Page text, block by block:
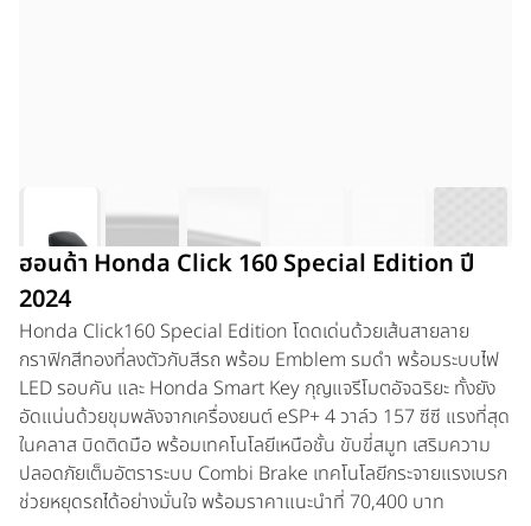
ฮอนด้า Honda Click 160 Special Edition ปี
2024
Honda Click160 Special Edition โดดเด่นด้วยเส้นสายลาย
กราฟิกสีทองที่ลงตัวกับสีรถ พร้อม Emblem รมดำ พร้อมระบบไฟ
LED รอบคัน และ Honda Smart Key กุญแจรีโมตอัจฉริยะ ทั้งยัง
อัดแน่นด้วยขุมพลังจากเครื่องยนต์ eSP+ 4 วาล์ว 157 ซีซี แรงที่สุด
ในคลาส บิดติดมือ พร้อมเทคโนโลยีเหนือชั้น ขับขี่สมูท เสริมความ
ปลอดภัยเต็มอัตราระบบ Combi Brake เทคโนโลยีกระจายแรงเบรก
ช่วยหยุดรถได้อย่างมั่นใจ พร้อมราคาแนะนำที่ 70,400 บาท